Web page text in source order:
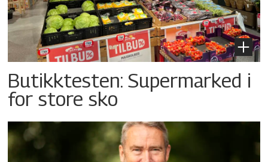
Butikktesten: Supermarked i
for store sko